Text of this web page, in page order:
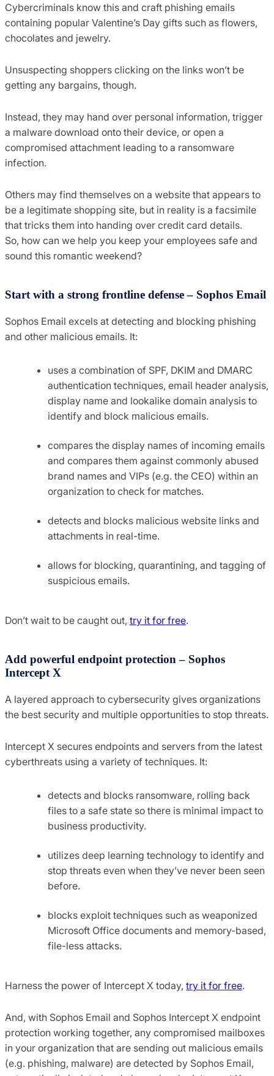
Cybercriminals know this and craft phishing emails
containing popular Valentine’s Day gifts such as flowers,
chocolates and jewelry.
Unsuspecting shoppers clicking on the links won’t be
getting any bargains, though.
Instead, they may hand over personal information, trigger
a malware download onto their device, or open a
compromised attachment leading to a ransomware
infection.
Others may find themselves on a website that appears to
be a legitimate shopping site, but in reality is a facsimile
that tricks them into handing over credit card details.
So, how can we help you keep your employees safe and
sound this romantic weekend?
Start with a strong frontline defense – Sophos Email
Sophos Email excels at detecting and blocking phishing
and other malicious emails. It:
uses a combination of SPF, DKIM and DMARC
authentication techniques, email header analysis,
display name and lookalike domain analysis to
identify and block malicious emails.
compares the display names of incoming emails
and compares them against commonly abused
brand names and VIPs (e.g. the CEO) within an
organization to check for matches.
detects and blocks malicious website links and
attachments in real-time.
allows for blocking, quarantining, and tagging of
suspicious emails.
Don’t wait to be caught out, try it for free.
Add powerful endpoint protection – Sophos
Intercept X
A layered approach to cybersecurity gives organizations
the best security and multiple opportunities to stop threats.
Intercept X secures endpoints and servers from the latest
cyberthreats using a variety of techniques. It:
detects and blocks ransomware, rolling back
files to a safe state so there is minimal impact to
business productivity.
utilizes deep learning technology to identify and
stop threats even when they’ve never been seen
before.
blocks exploit techniques such as weaponized
Microsoft Office documents and memory-based,
file-less attacks.
Harness the power of Intercept X today, try it for free.
And, with Sophos Email and Sophos Intercept X endpoint
protection working together, any compromised mailboxes
in your organization that are sending out malicious emails
(e.g. phishing, malware) are detected by Sophos Email,